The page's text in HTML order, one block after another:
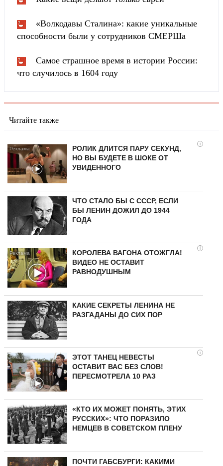
«Волкодавы Сталина»: какие уникальные
способности были у сотрудников СМЕРШа
Самое страшное время в истории России:
что случилось в 1604 году
Читайте также
i
РОЛИК ДЛИТСЯ ПАРУ СЕКУНД,
НО ВЫ БУДЕТЕ В ШОКЕ ОТ
УВИДЕННОГО
ЧТО СТАЛО БЫ С СССР, ЕСЛИ
БЫ ЛЕНИН ДОЖИЛ ДО 1944
ГОДА
i
КОРОЛЕВА ВАГОНА ОТОЖГЛА!
ВИДЕО НЕ ОСТАВИТ
РАВНОДУШНЫМ
КАКИЕ СЕКРЕТЫ ЛЕНИНА НЕ
РАЗГАДАНЫ ДО СИХ ПОР
i
ЭТОТ ТАНЕЦ НЕВЕСТЫ
ОСТАВИТ ВАС БЕЗ СЛОВ!
ПЕРЕСМОТРЕЛА 10 РАЗ
«КТО ИХ МОЖЕТ ПОНЯТЬ, ЭТИХ
РУССКИХ»: ЧТО ПОРАЗИЛО
НЕМЦЕВ В СОВЕТСКОМ ПЛЕНУ
ПОЧТИ ГАБСБУРГИ: КАКИМИ